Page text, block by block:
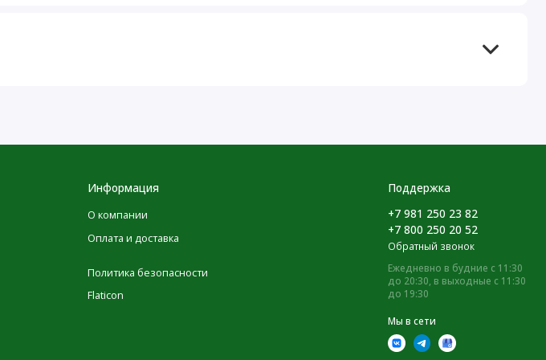
на сайте.
нашими лингвистами
Информация
О компании
Оплата и доставка
Политика безопасности
Flaticon
Поддержка
+7 981 250 23 82
+7 800 250 20 52
Обратный звонок
Ежедневно в будние с 11:30
до 20:30, в выходные с 11:30
до 19:30
Мы в сети